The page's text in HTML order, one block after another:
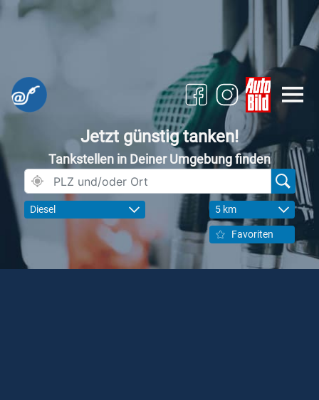
Jetzt günstig tanken!
Tankstellen in Deiner Umgebung finden
Diesel 5 km
Favoriten